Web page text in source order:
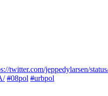
twitter.com/jeppedylarsen/
#08pol #urbpol